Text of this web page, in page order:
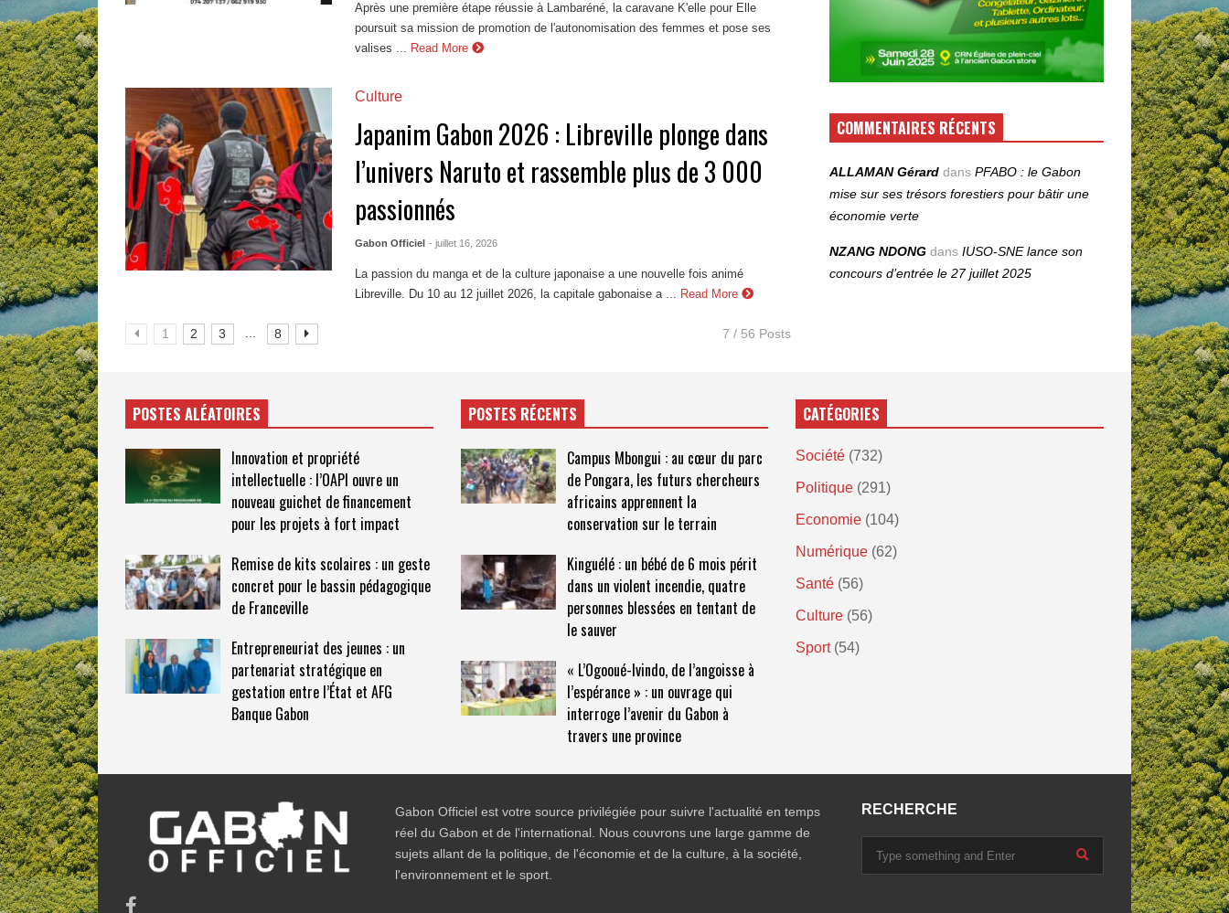
Après une première étape réussie à Lambaréné, la caravane K'elle pour Elle
poursuit sa mission de promotion de l'autonomisation des femmes et pose ses
valises ... Read More
Culture
Japanim Gabon 2026 : Libreville plonge dans
l’univers Naruto et rassemble plus de 3 000
passionnés
Gabon Officiel - juillet 16, 2026
La passion du manga et de la culture japonaise a une nouvelle fois animé
Libreville. Du 10 au 12 juillet 2026, la capitale gabonaise a ... Read More
1 2 3 ... 8 7 / 56 Posts
COMMENTAIRES RÉCENTS
ALLAMAN Gérard dansPFABO : le Gabon
mise sur ses trésors forestiers pour bâtir une
économie verte
NZANG NDONG dansIUSO‑SNE lance son
concours d’entrée le 27 juillet 2025
POSTES ALÉATOIRES
Innovation et propriété
intellectuelle : l’OAPI ouvre un
nouveau guichet de financement
pour les projets à fort impact
Remise de kits scolaires : un geste
concret pour le bassin pédagogique
de Franceville
Entrepreneuriat des jeunes : un
partenariat stratégique en
gestation entre l’État et AFG
Banque Gabon
POSTES RÉCENTS
Campus Mbongui : au cœur du parc
de Pongara, les futurs chercheurs
africains apprennent la
conservation sur le terrain
Kinguélé : un bébé de 6 mois périt
dans un violent incendie, quatre
personnes blessées en tentant de
le sauver
« L’Ogooué-Ivindo, de l’angoisse à
l’espérance » : un ouvrage qui
interroge l’avenir du Gabon à
travers une province
CATÉGORIES
Société (732)
Politique (291)
Economie (104)
Numérique (62)
Santé (56)
Culture (56)
Sport (54)
Gabon Officiel est votre source privilégiée pour suivre l'actualité en temps
réel du Gabon et de l'international. Nous couvrons une large gamme de
sujets allant de la politique, de l'économie et de la culture, à la société,
l'environnement et le sport.
RECHERCHE